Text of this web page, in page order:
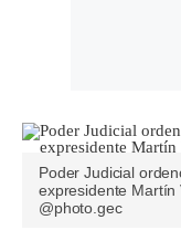
Poder Judicial
expresidente Martín
@photo.gec